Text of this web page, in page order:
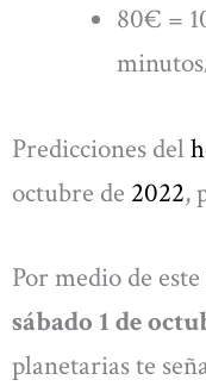
80€ =
Predicciones del
octubre de 2022,
Por medio de este
sábado 1 de
planetarias te